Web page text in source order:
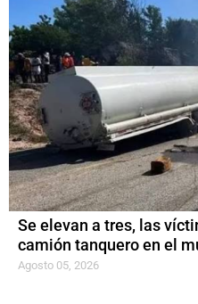
Se elevan a tres, las
camión tanquero en el
Agosto 05, 2026